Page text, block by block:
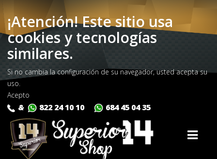
¡Atención! Este sitio usa
cookies y tecnologías
similares.
Si no cambia la configuración de su navegador, usted acepta su
uso.
Acepto
& 822 24 10 10 684 45 04 35